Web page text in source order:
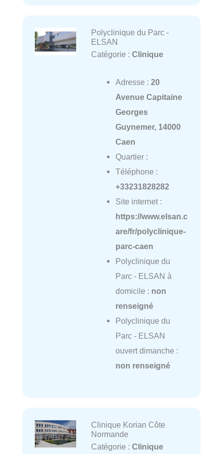
Polyclinique du Parc -
ELSAN
Catégorie : Clinique
Adresse : 20
Avenue Capitaine
Georges
Guynemer, 14000
Caen
Quartier :
Téléphone :
+33231828282
Site internet :
https://www.elsan.c
are/fr/polyclinique-
parc-caen
Polyclinique du
Parc - ELSAN à
domicile : non
renseigné
Polyclinique du
Parc - ELSAN
ouvert dimanche :
non renseigné
Clinique Korian Côte
Normande
Catégorie : Clinique